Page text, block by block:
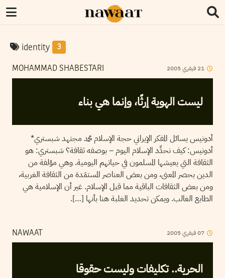
identity 3
MOHAMMAD SHABESTARI 21 فيفري 2005
ليست الهوية إرثًا، وإنما هي بناء
أدونيس يسائل المفكر الإيراني حجة الإسلام محمد مجتهد شبستري*
أدونيس: كيف نحدِّد الإسلام اليوم – بوصفه ثقافة؟ شبستري: هو
الثقافة التي يعيشها المسلمون في حياتهم اليومية. وهي مؤلفة من
الدين بحصر المعنى، ومن بعض العناصر المستمَدة من الثقافة الغربية،
ومن بعض الثقافات الباقية مما قبل الإسلام. غير أن الإسلامية هي
الطابع الغالب. ويمكن تحديد الغلبة هنا بأنها […].
NAWAAT 07فيفري 2005
الحرية.. تكليفات وليست حقوقا